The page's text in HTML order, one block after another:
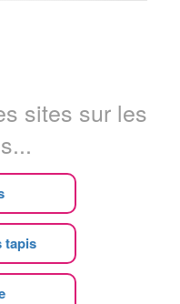
sites sur les
tapis